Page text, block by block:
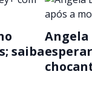
saiba
Angela